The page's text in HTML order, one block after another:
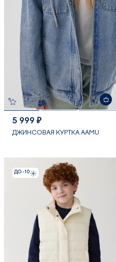
5 999 ₽
ДЖИНСОВАЯ КУРТКА AAMU
ДО -10